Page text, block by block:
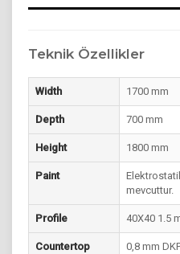
Teknik Özellikler
Width 1700 mm
Depth 700 mm
Height 1800 mm
Paint
mevcuttur.
Profile 40X40 1.5
Countertop
0,8 mm